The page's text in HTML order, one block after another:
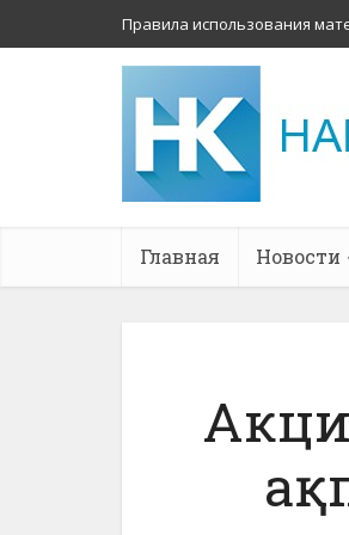
Правила использования
Главная Новости